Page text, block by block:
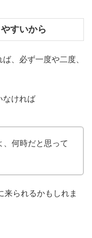
すいから
、必ず一度や二度、
なければ
、何時だと思って
来られるかもしれま